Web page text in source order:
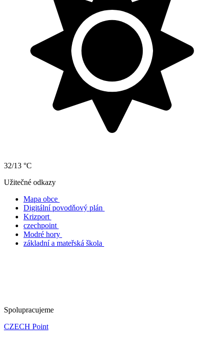
32/13 °C
Užitečné odkazy
Mapa obce
Digitální povodňový plán
Krizport
czechpoint
Modré hory
základní a mateřská škola
Spolupracujeme
CZECH Point